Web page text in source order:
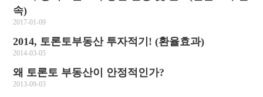
속)
2017-01-09
2014, 토론토부동산 투자적기! (환율효과)
2014-03-05
왜 토론토 부동산이 안정적인가?
2013-09-03